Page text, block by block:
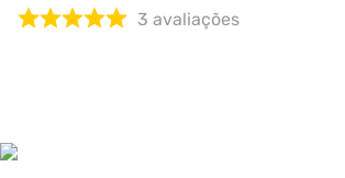
3 avaliações